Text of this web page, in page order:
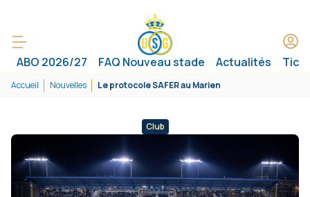
ABO 2026/27 FAQ Nouveau stade Actualités
Accueil Nouvelles Le protocole SAFER au Marien
Club